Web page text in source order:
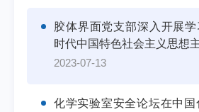
胶体界面党支部深入开展
时代中国特色社会主义思想
2023-07-13
化学实验室安全论坛在中